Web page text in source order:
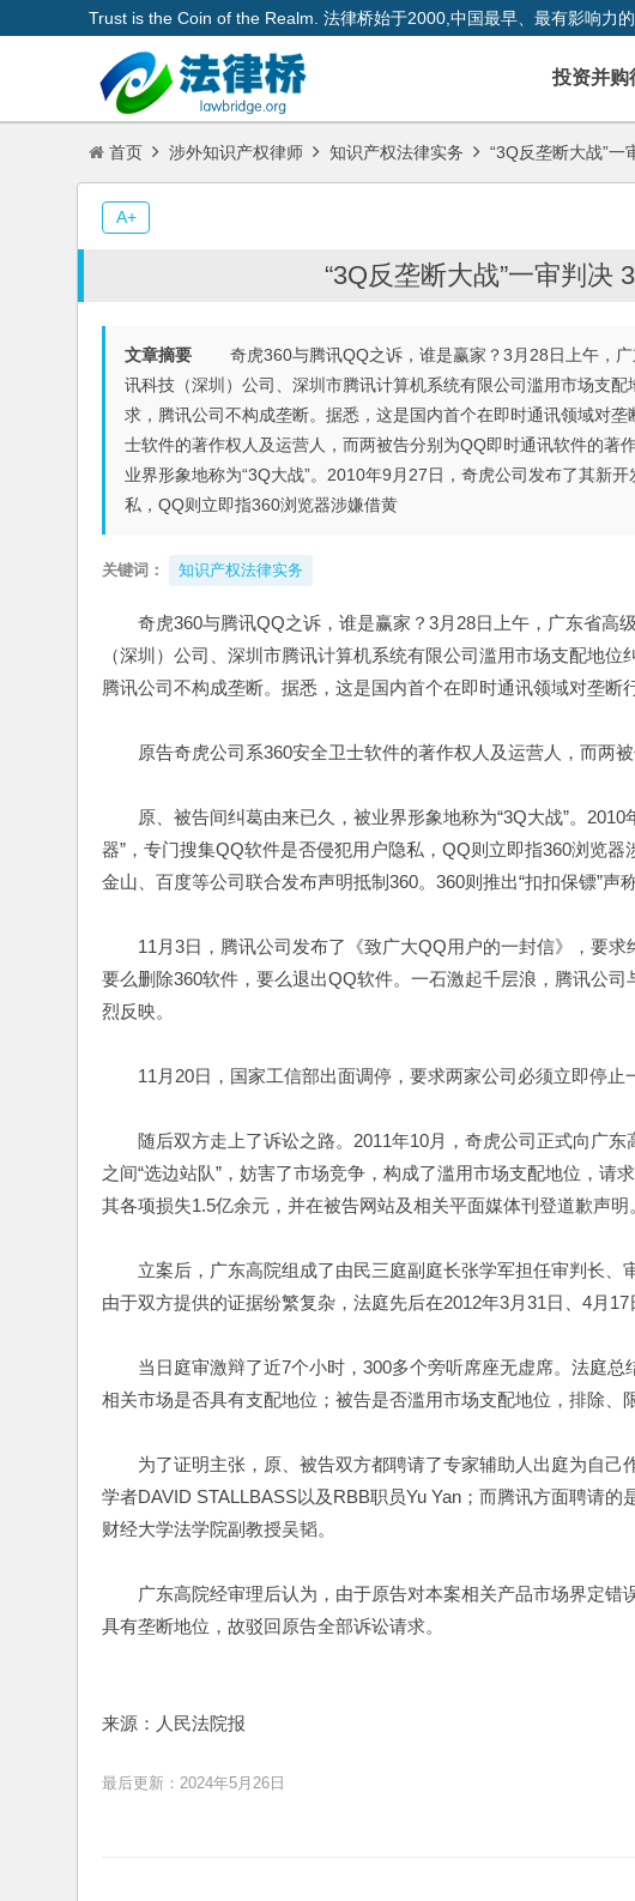
Trust is the Coin of the Realm. 法律桥始于2000,中国最早、最有影响力的
投资并购
首页 涉外知识产权律师 知识产权法律实务 “3Q反垄断大战”一
“3Q反垄断大战”一审判决
文章摘要 奇虎360与腾讯QQ之诉，谁是赢家？3月28日上午，广
讯科技（深圳）公司、深圳市腾讯计算机系统有限公司滥用市场支
求，腾讯公司不构成垄断。据悉，这是国内首个在即时通讯领域
士软件的著作权人及运营人，而两被告分别为QQ即时通讯软件的
业界形象地称为“3Q大战”。2010年9月27日，奇虎公司发布了其新
私，QQ则立即指360浏览器涉嫌借黄
关键词： 知识产权法律实务
奇虎360与腾讯QQ之诉，谁是赢家？3月28日上午，广东省高
（深圳）公司、深圳市腾讯计算机系统有限公司滥用市场支配地
腾讯公司不构成垄断。据悉，这是国内首个在即时通讯领域对垄断
原告奇虎公司系360安全卫士软件的著作权人及运营人，而两被
原、被告间纠葛由来已久，被业界形象地称为“3Q大战”。2010
器”，专门搜集QQ软件是否侵犯用户隐私，QQ则立即指360浏览
金山、百度等公司联合发布声明抵制360。360则推出“扣扣保镖”声
11月3日，腾讯公司发布了《致广大QQ用户的一封信》，要求
要么删除360软件，要么退出QQ软件。一石激起千层浪，腾讯公
烈反映。
11月20日，国家工信部出面调停，要求两家公司必须立即停止
随后双方走上了诉讼之路。2011年10月，奇虎公司正式向广东
之间“选边站队”，妨害了市场竞争，构成了滥用市场支配地位，
其各项损失1.5亿余元，并在被告网站及相关平面媒体刊登道歉声明
立案后，广东高院组成了由民三庭副庭长张学军担任审判长、
由于双方提供的证据纷繁复杂，法庭先后在2012年3月31日、4月
当日庭审激辩了近7个小时，300多个旁听席座无虚席。法庭总
相关市场是否具有支配地位；被告是否滥用市场支配地位，排除、
为了证明主张，原、被告双方都聘请了专家辅助人出庭为自己
学者DAVID STALLBASS以及RBB职员Yu Yan；而腾讯方面聘请
财经大学法学院副教授吴韬。
广东高院经审理后认为，由于原告对本案相关产品市场界定错
具有垄断地位，故驳回原告全部诉讼请求。
来源：人民法院报
最后更新：2024年5月26日
A+